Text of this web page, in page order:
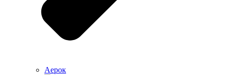
Аерок